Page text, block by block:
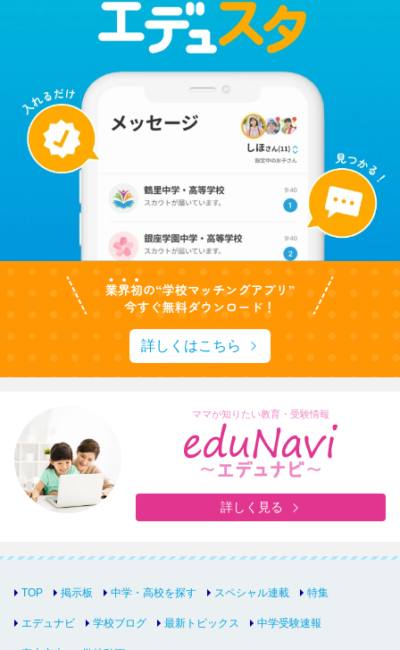
詳しくはこちら
ママが知りたい教育・受験情報
詳しく見る
TOP 掲示板 中学・高校を探す スペシャル連載 特集
エデュナビ 学校ブログ 最新トピックス 中学受験速報